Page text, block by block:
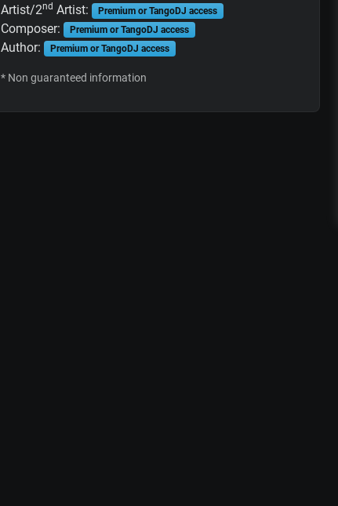
Artist/2nd Artist: Premium or TangoDJ access
Composer: Premium or TangoDJ access
Author: Premium or TangoDJ access
* Non guaranteed information